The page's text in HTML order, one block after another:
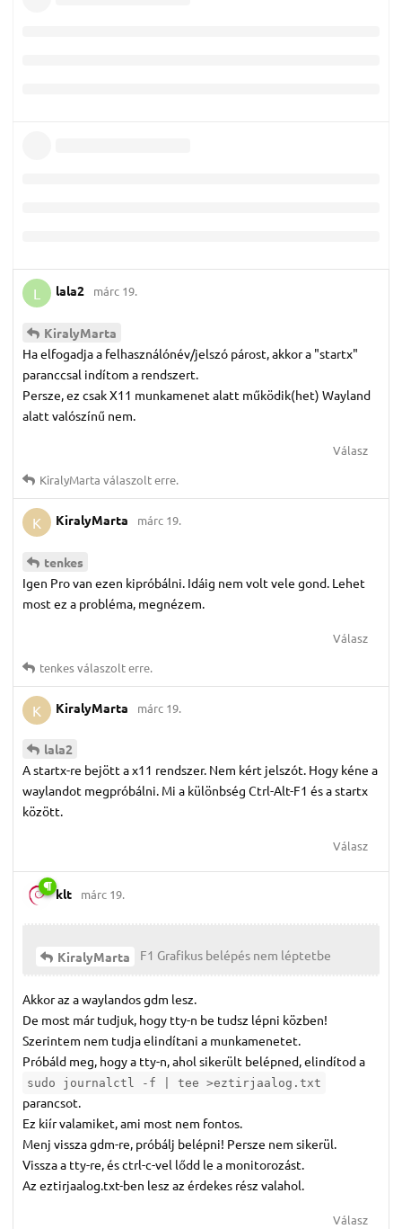
L lala2 márc 19.
KiralyMarta
Ha elfogadja a felhasználónév/jelszó párost, akkor a "startx"
paranccsal indítom a rendszert.
Persze, ez csak X11 munkamenet alatt működik(het) Wayland
alatt valószínű nem.
Válasz
KiralyMarta válaszolt erre.
K KiralyMarta márc 19.
tenkes
Igen Pro van ezen kipróbálni. Idáig nem volt vele gond. Lehet
most ez a probléma, megnézem.
Válasz
tenkesválaszolt erre.
K KiralyMarta márc 19.
lala2
A startx-re bejött a x11 rendszer. Nem kért jelszót. Hogy kéne a
waylandot megpróbálni. Mi a különbség Ctrl-Alt-F1 és a startx
között.
Válasz
klt márc 19.
KiralyMarta F1 Grafikus belépés nem léptetbe
Akkor az a waylandos gdm lesz.
De most már tudjuk, hogy tty-n be tudsz lépni közben!
Szerintem nem tudja elindítani a munkamenetet.
Próbáld meg, hogy a tty-n, ahol sikerült belépned, elindítod a
sudo journalctl -f | tee >eztirjaalog.txt
parancsot.
Ez kiír valamiket, ami most nem fontos.
Menj vissza gdm-re, próbálj belépni! Persze nem sikerül.
Vissza a tty-re, és ctrl-c-vel lődd le a monitorozást.
Az eztirjaalog.txt-ben lesz az érdekes rész valahol.
Válasz